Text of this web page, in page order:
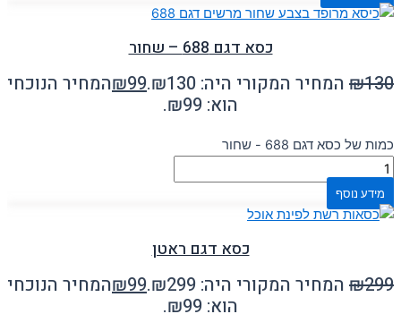
כסא דגם 688 – שחור
₪130 המחיר המקורי היה: ₪130. ₪99
המחיר הנוכחי
הוא: ₪99.
כמות של כסא דגם 688 - שחור
מידע נוסף
כסא דגם ראטן
₪299 המחיר המקורי היה: ₪299. ₪99
המחיר הנוכחי
הוא: ₪99.